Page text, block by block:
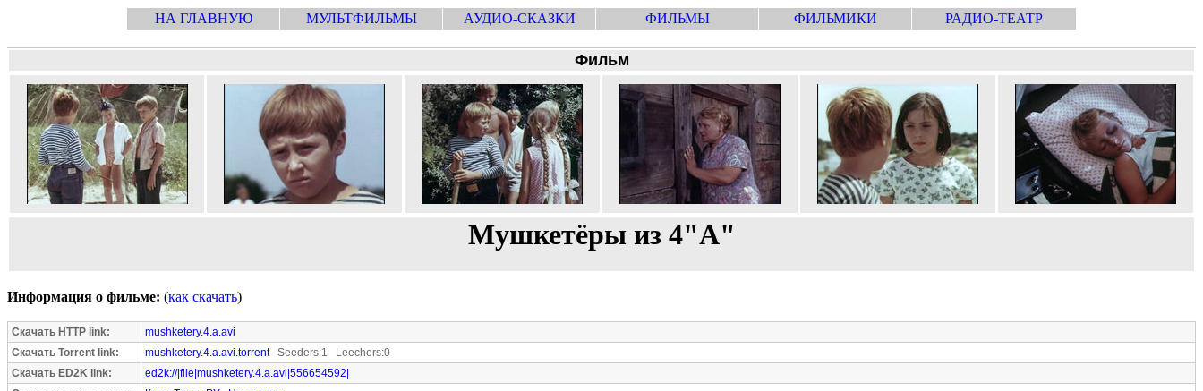
НА ГЛАВНУЮ МУЛЬТФИЛЬМЫ АУДИО-СКАЗКИ ФИЛЬМЫ ФИЛЬМИКИ РАДИО-ТЕАТР
Фильм
Мушкетёры из 4"А"
Информация о фильме: (как скачать)
Скачать HTTP link:
mushketery.4.a.avi
Скачать Torrent link:
mushketery.4.a.avi.torrentSeeders:1 Leechers:0
Скачать ED2K link:
ed2k://|file|mushketery.4.a.avi|556654592|